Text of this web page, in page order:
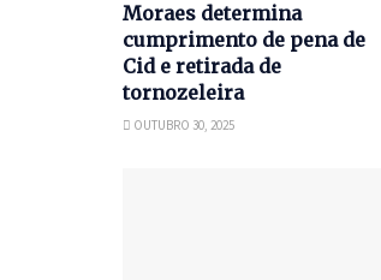
Moraes determina
cumprimento de pena de
Cid e retirada de
tornozeleira
OUTUBRO 30, 2025